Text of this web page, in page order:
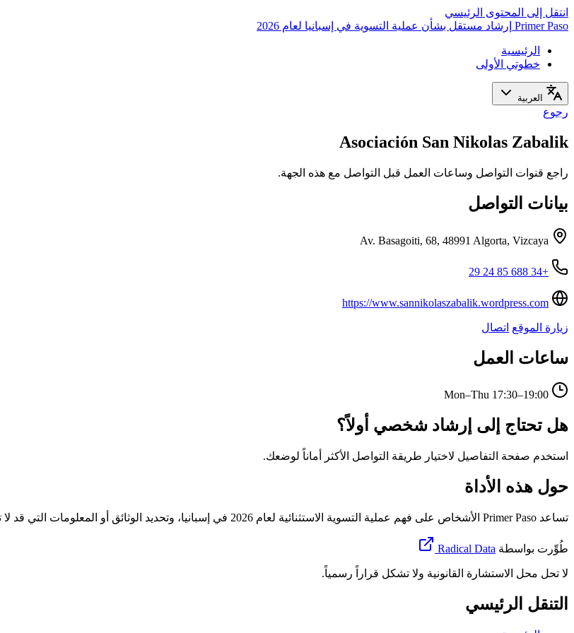
انتقل إلى المحتوى الرئيسي
Primer Paso إرشاد مستقل بشأن عملية التسوية في إسبانيا لعام 2026
الرئيسية
خطوتي الأولى
العربية
رجوع
Asociación San Nikolas Zabalik
راجع قنوات التواصل وساعات العمل قبل التواصل مع هذه الجهة.
بيانات التواصل
Av. Basagoiti, 68, 48991 Algorta, Vizcaya
+34 688 85 24 29
https://www.sannikolaszabalik.wordpress.com
زيارة الموقع اتصال
ساعات العمل
Mon–Thu 17:30–19:00
هل تحتاج إلى إرشاد شخصي أولاً؟
استخدم صفحة التفاصيل لاختيار طريقة التواصل الأكثر أماناً لوضعك.
حول هذه الأداة
تساعد Primer Paso الأشخاص على فهم عملية التسوية الاستثنائية لعام 2026 في إسبانيا، وتحديد الوثائق أو المعلومات التي قد لا تزال ناقصة، واتخاذ قرار بشأن وقت استخدام البوابة الرسمية أو طلب الدعم.
طُوِّرت بواسطة Radical Data
لا تحل محل الاستشارة القانونية ولا تشكل قراراً رسمياً.
التنقل الرئيسي